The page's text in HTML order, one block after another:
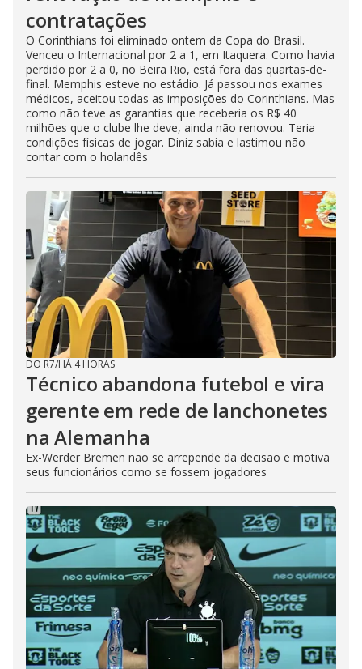
contratações
O Corinthians foi eliminado ontem da Copa do Brasil.
Venceu o Internacional por 2 a 1, em Itaquera. Como havia
perdido por 2 a 0, no Beira Rio, está fora das quartas-de-
final. Memphis esteve no estádio. Já passou nos exames
médicos, aceitou todas as imposições do Corinthians. Mas
como não teve as garantias que receberia os R$ 40
milhões que o clube lhe deve, ainda não renovou. Teria
condições físicas de jogar. Diniz sabia e lastimou não
contar com o holandês
DO R7/HÁ 4 HORAS
Técnico abandona futebol e vira
gerente em rede de lanchonetes
na Alemanha
Ex-Werder Bremen não se arrepende da decisão e motiva
seus funcionários como se fossem jogadores